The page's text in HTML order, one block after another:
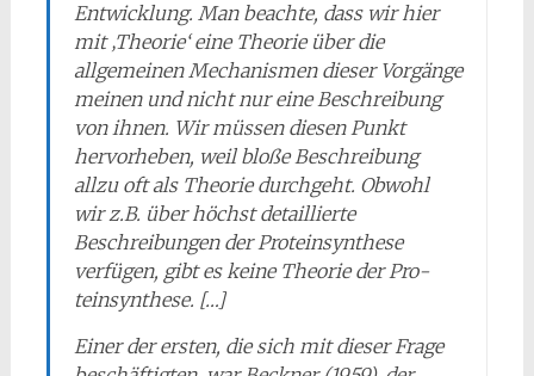
Entwicklung. Man beachte, dass wir hier
mit ‚Theorie‘ eine Theorie über die
allgemeinen Mechanismen dieser Vorgänge
meinen und nicht nur eine Beschreibung
von ihnen. Wir müssen diesen Punkt
hervorheben, weil bloße Beschreibung
allzu oft als Theorie durchgeht. Obwohl
wir z.B. über höchst detaillierte
Beschreibungen der Proteinsynthese
verfügen, gibt es keine Theorie der Pro­
teinsynthese. […]
Einer der ersten, die sich mit dieser Frage